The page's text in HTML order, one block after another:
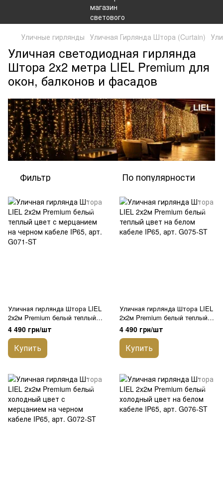
Уличные гирлянды Уличная Гирлянда Штора (Curtain)
Уличная светодиодная гирлянда
Штора 2х2 метра LIEL Premium для
окон, балконов и фасадов
Фильтр По популярности
Уличная гирлянда Штора LIEL
2х2м Premium белый теплый
цвет с мерцанием на черном
кабеле IP65, арт. G071-ST
4 490 грн/шт
Купить
Уличная гирлянда Штора LIEL
2х2м Premium белый теплый
цвет на белом кабеле IP65,
арт. G075-ST
4 490 грн/шт
Купить